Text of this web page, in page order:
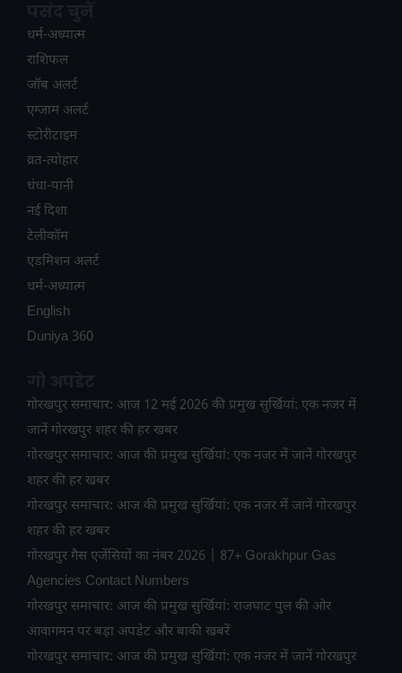
धर्म-अध्यात्म
राशिफल
जॉब अलर्ट
एग्जाम अलर्ट
स्टोरीटाइम
व्रत-त्योहार
धंधा-पानी
नई दिशा
टेलीकॉम
ए​डमिशन अलर्ट
धर्म-अध्यात्म
English
Duniya 360
गोरखपुर समाचार: आज 12 मई 2026 की प्रमुख सुर्खियां: एक नजर में
जानें गोरखपुर शहर की हर खबर
गोरखपुर समाचार: आज की प्रमुख सुर्खियां: एक नजर में जानें गोरखपुर
शहर की हर खबर
गोरखपुर समाचार: आज की प्रमुख सुर्खियां: एक नजर में जानें गोरखपुर
शहर की हर खबर
गोरखपुर गैस एजेंसियों का नंबर 2026 | 87+ Gorakhpur Gas
Agencies Contact Numbers
गोरखपुर समाचार: आज की प्रमुख सुर्खियां: राजघाट पुल की ओर
आवागमन पर बड़ा अपडेट और बाकी खबरें
गोरखपुर समाचार: आज की प्रमुख सुर्खियां: एक नजर में जानें गोरखपुर